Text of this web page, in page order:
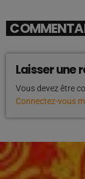
Laisser une
Vous devez être
Connectez-vous